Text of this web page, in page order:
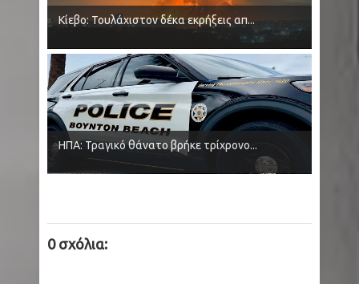
Κίεβο: Τουλάχιστον δέκα εκρήξεις απ...
ΗΠΑ: Τραγικό θάνατο βρήκε τρίχρονο...
0 σχόλια: